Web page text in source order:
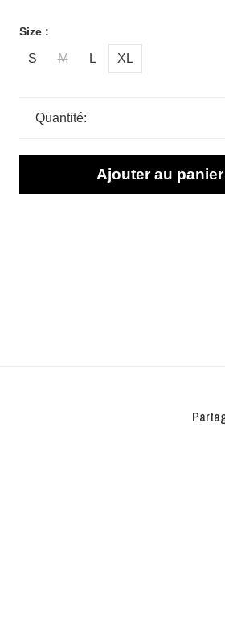
Size :
S M L XL
Quantité:
Ajouter au panier